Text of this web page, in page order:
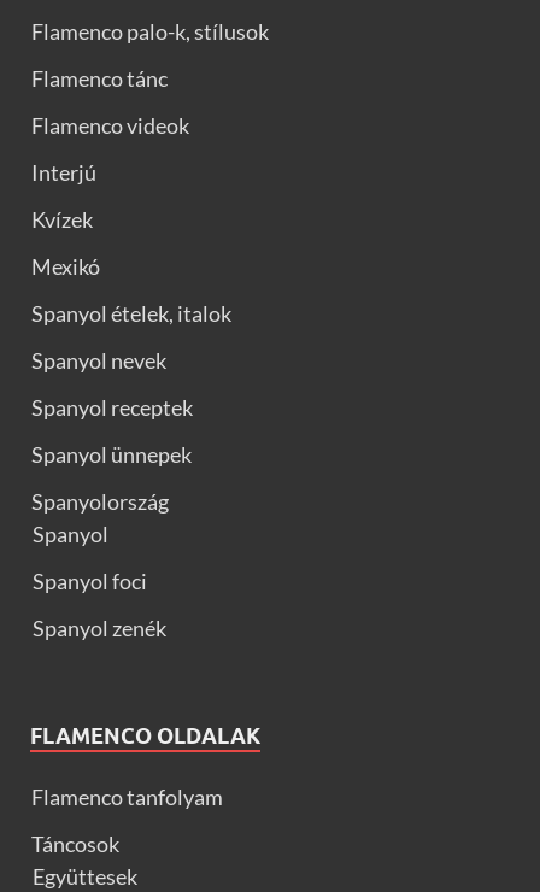
Flamenco palo-k, stílusok
Flamenco tánc
Flamenco videok
Interjú
Kvízek
Mexikó
Spanyol ételek, italok
Spanyol nevek
Spanyol receptek
Spanyol ünnepek
Spanyolország
Spanyol
Spanyol foci
Spanyol zenék
FLAMENCO OLDALAK
Flamenco tanfolyam
Táncosok
Együttesek